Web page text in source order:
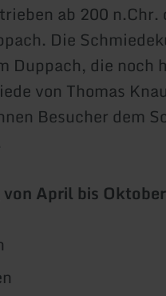
ab 200
Die
Duppach, die noch
von Thomas
Besucher dem
von April bis Oktober